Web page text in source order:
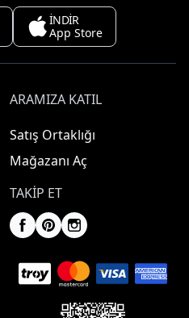
İNDİR
App Store
ARAMIZA KATIL
Satış Ortaklığı
Mağazanı Aç
TAKIP ET